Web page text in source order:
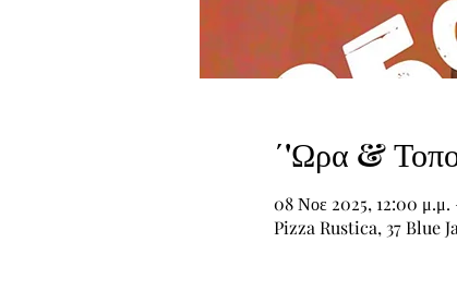
΄'Ωρα &
08 Νοε 2025, 12:00 μ.μ.
Pizza Rustica, 37 Blue